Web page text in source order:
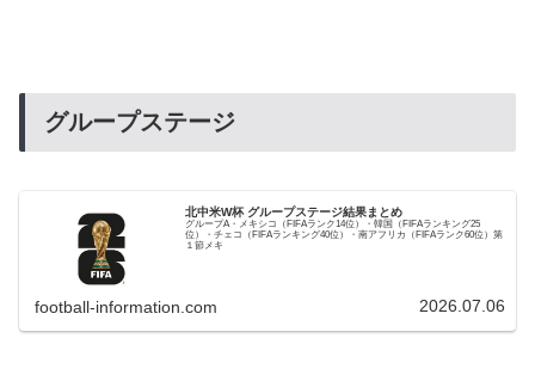
グループステージ
北中米W杯 グループステージ結果まとめ
グループA・メキシコ（FIFAランク14位）・韓国（FIFAランキング25
位）・チェコ（FIFAランキング40位）・南アフリカ（FIFAランク60位）第
１節メキ
football-information.com 2026.07.06